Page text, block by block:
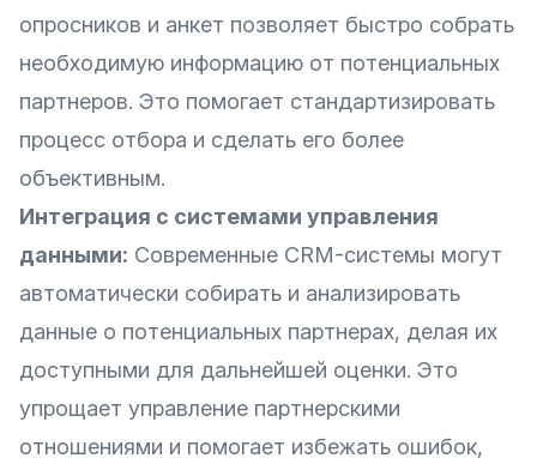
опросников и анкет позволяет быстро собрать
необходимую информацию от потенциальных
партнеров. Это помогает стандартизировать
процесс отбора и сделать его более
объективным.
Интеграция с системами управления
данными: Современные CRM-системы могут
автоматически собирать и анализировать
данные о потенциальных партнерах, делая их
доступными для дальнейшей оценки. Это
упрощает управление партнерскими
отношениями и помогает избежать ошибок,